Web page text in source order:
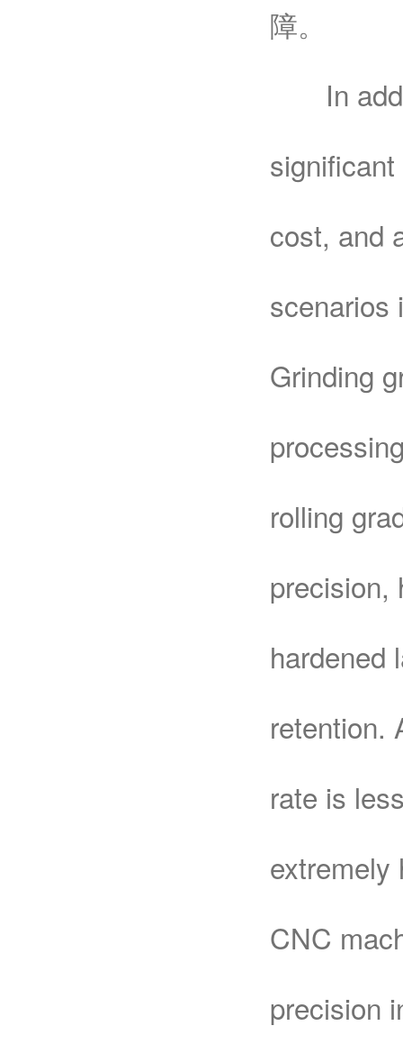
障。
In
cost, and
scenarios
Grinding
rolling
precision,
hardened
retention.
rate is
extremely
CNC
precision